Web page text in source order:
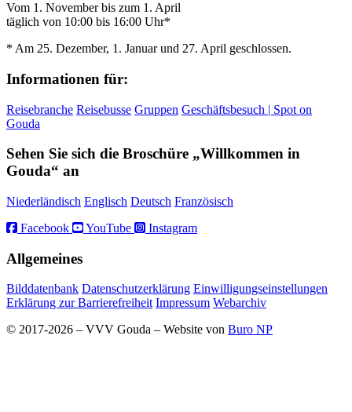
Vom 1. November bis zum 1. April
täglich von 10:00 bis 16:00 Uhr*
* Am 25. Dezember, 1. Januar und 27. April geschlossen.
Informationen für:
Reisebranche Reisebusse Gruppen Geschäftsbesuch | Spot on
Gouda
Sehen Sie sich die Broschüre „Willkommen in
Gouda“ an
Niederländisch Englisch Deutsch Französisch
Facebook
YouTube Instagram
Allgemeines
Bilddatenbank Datenschutzerklärung Einwilligungseinstellungen
Erklärung zur Barrierefreiheit Impressum Webarchiv
© 2017-2026 – VVV Gouda – Website von Buro NP